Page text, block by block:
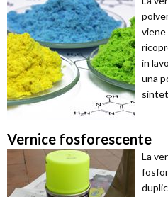
in
una
Vernice fosforescente
La